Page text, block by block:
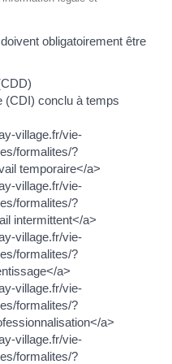
obligatoirement être
(CDI) conclu à temps
village.fr/vie-
formalites/?
temporaire</a>
village.fr/vie-
formalites/?
intermittent</a>
village.fr/vie-
formalites/?
a>
village.fr/vie-
formalites/?
a>
village.fr/vie-
formalites/?